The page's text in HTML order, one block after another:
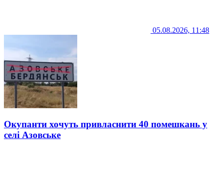
05.08.2026, 11:48
Окупанти хочуть привласнити 40 помешкань у
селі Азовське